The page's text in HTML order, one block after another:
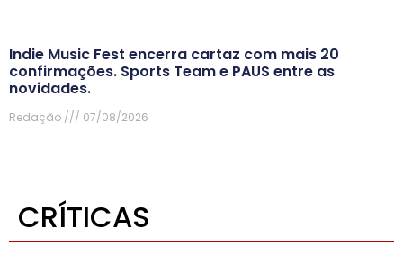
Indie Music Fest encerra cartaz com mais 20
confirmações. Sports Team e PAUS entre as
novidades.
Redação 07/08/2026
CRÍTICAS